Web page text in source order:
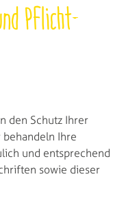
Pflicht­
den Schutz Ihrer
Ihre
und entsprechend
sowie dieser